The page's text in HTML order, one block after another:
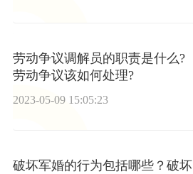
劳动争议调解员的职责是什么?
劳动争议该如何处理?
2023-05-09 15:05:23
破坏军婚的行为包括哪些？破坏